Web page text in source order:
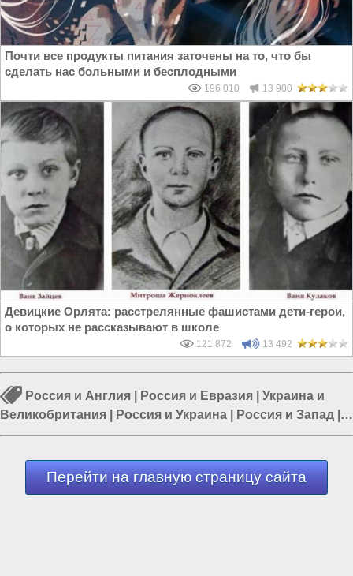
Почти все продукты питания заточены на то, что бы
сделать нас больными и бесплодными
196 010 13 900
Девицкие Орлята: расстрелянные фашистами дети-герои,
о которых не рассказывают в школе
121 872 13 492
Россия и Англия Россия и Евразия
Украина и
Великобритания
Россия и Украина Россия и Запад
Россия и Великобритания|Европа и Украина
Перейти на главную страницу сайта